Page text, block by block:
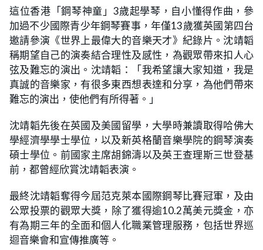
這位香港「鋼琴神童」3歲起學琴，自小懂得作曲，參
加過不少國際青少年鋼琴賽事，年僅13歲獲英國第四台
邀請參演《世界上最偉大的音樂天才》紀錄片。沈靖韜
稱期望自己的演奏結合理性及感性，為觀眾帶來扣人心
弦及難忘的演出。沈靖韜：「我希望讓大家知道，我是
真誠的音樂家，有很多東西想表達和分享，為他們帶來
難忘的演出，使他們有所得著。」
沈靖韜先後在英國及美國留學，大學時兼讀取得哈佛大
學經濟學學士學位，以及新英格蘭音樂學院的鋼琴演奏
碩士學位。前國家主席胡錦濤以及英王查理斯三世登基
前，都曾經欣賞沈靖韜表演。
最終沈靖韜奪得今屆范克萊本國際鋼琴比賽冠軍，及由
公眾投票的觀眾大獎，除了獲得逾10.2萬美元獎金，亦
有為期三年的全面和個人化職業管理服務，包括世界巡
迴音樂會和宣傳推廣等。